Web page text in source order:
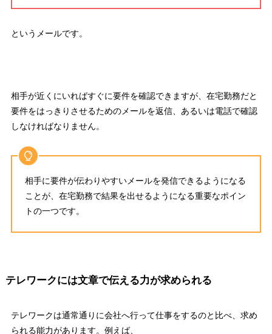
というメールです。
相手が近くにいればすぐに要件を確認できますが、在宅勤務だと
要件をはっきりさせるためのメールを返信、あるいは電話で確認
しなければなりません。
相手に要件が伝わりやすいメールを発信できるようになる
ことが、在宅勤務で結果を出せるようになる重要なポイン
トの一つです。
テレワークには文章で伝える力が求められる
テレワークは通常通りに会社へ行って仕事をするのと比べ、求め
られる能力があります。例えば、